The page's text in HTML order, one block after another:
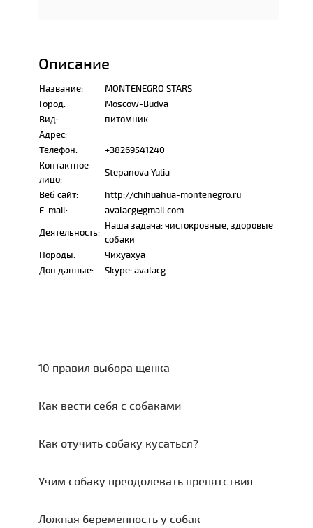
Описание
Название:
MONTENEGRO STARS
Город:
Moscow-Budva
Вид:
питомник
Адрес:
Телефон:
+38269541240
Контактное
лицо:
Stepanova Yulia
Веб сайт:
http://chihuahua-montenegro.ru
E-mail:
avalacg@gmail.com
Деятельность:
Наша задача: чистокровные, здоровые
собаки
Породы:
Чихуахуа
Доп.данные:
Skype: avalacg
10 правил выбора щенка
Как вести себя с собаками
Как отучить собаку кусаться?
Учим собаку преодолевать препятствия
Ложная беременность у собак